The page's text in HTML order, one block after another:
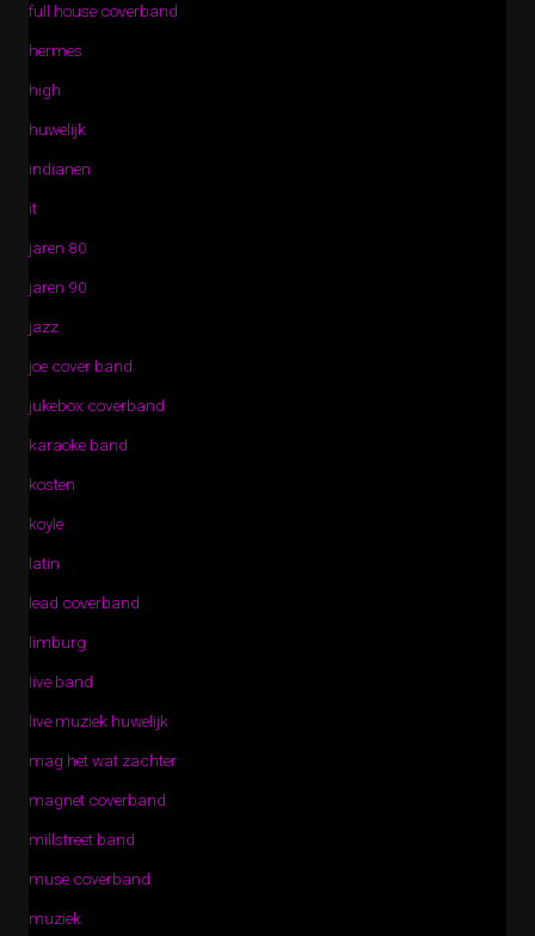
full house coverband
hermes
high
huwelijk
indianen
it
jaren 80
jaren 90
jazz
joe cover band
jukebox coverband
karaoke band
kosten
koyle
latin
lead coverband
limburg
live band
live muziek huwelijk
mag het wat zachter
magnet coverband
millstreet band
muse coverband
muziek